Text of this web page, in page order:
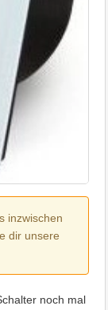
inzwischen
dir unsere
noch mal